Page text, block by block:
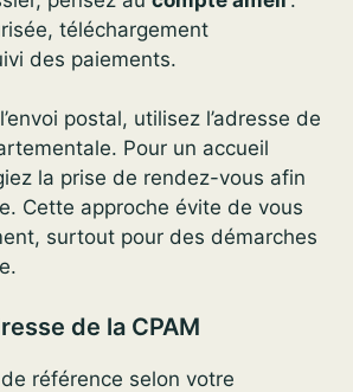
téléchargement
des paiements.
postal, utilisez l’adresse de
Pour un accueil
la prise de rendez-vous afin
Cette approche évite de vous
surtout pour des démarches
de la CPAM
référence selon votre